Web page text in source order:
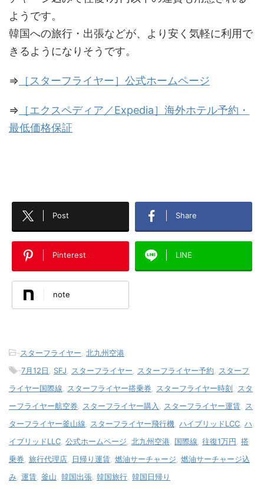
ようです。
韓国への旅行・出張などが、より安く気軽に利用で
きるようになりそうです。
⇒ ［スターフライヤー］公式ホームページ
⇒ ［エクスペディア／Expedia］海外ホテル予約・
最低価格保証
Post Share
Pinterest LINE
note
-スターフライヤー 北九州空港
-7月12日 SFJ スターフライヤー スターフライヤー予約
スターフ
ライヤー国際線
スターフライヤー搭乗券 スターフライヤー時刻
スタ
ーフライヤー航空券
スターフライヤー購入 スターフライヤー運賃
ス
ターフライヤー釜山線
スターフライヤー飛行機 ハイブリッドLCC ハ
イブリッドLLC 公式ホームページ 北九州空港 国際線 往復1万円 搭
乗券 旅行代理店 日帰り運賃 燃油サーチャージ 燃油サーチャージ込
み 運賃 釜山 韓国出張 韓国旅行 韓国日帰り